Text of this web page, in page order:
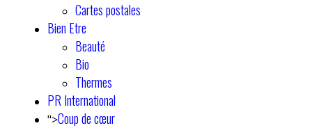
Cartes postales
Bien Etre
Beauté
Bio
Thermes
PR International
">Coup de cœur